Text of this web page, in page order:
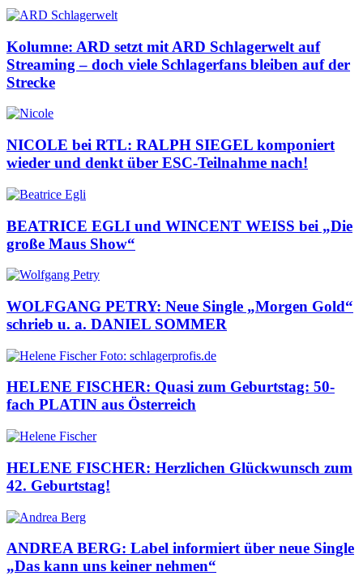
Kolumne: ARD setzt mit ARD Schlagerwelt auf
Streaming – doch viele Schlagerfans bleiben auf der
Strecke
NICOLE bei RTL: RALPH SIEGEL komponiert
wieder und denkt über ESC-Teilnahme nach!
BEATRICE EGLI und WINCENT WEISS bei „Die
große Maus Show“
WOLFGANG PETRY: Neue Single „Morgen Gold“
schrieb u. a. DANIEL SOMMER
HELENE FISCHER: Quasi zum Geburtstag: 50-
fach PLATIN aus Österreich
HELENE FISCHER: Herzlichen Glückwunsch zum
42. Geburtstag!
ANDREA BERG: Label informiert über neue Single
„Das kann uns keiner nehmen“